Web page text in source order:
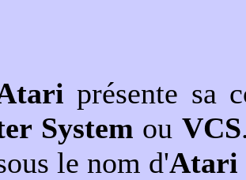
présente sa
System ou VCS
le nom d'Atari